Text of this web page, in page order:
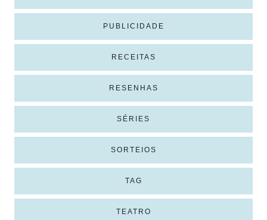
PUBLICIDADE
RECEITAS
RESENHAS
SÉRIES
SORTEIOS
TAG
TEATRO